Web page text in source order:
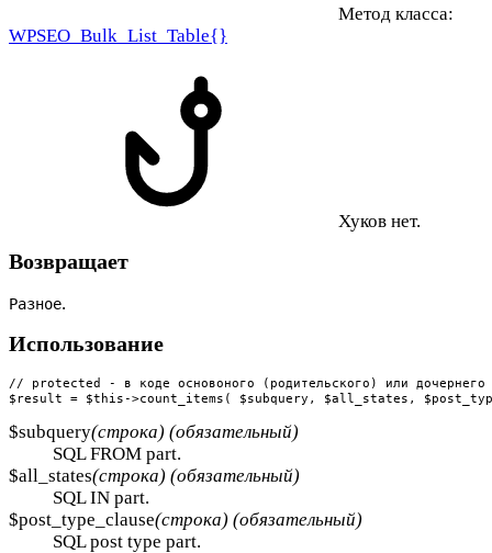
Метод класса:
WPSEO_Bulk_List_Table{}
Хуков нет.
Возвращает
Разное.
Использование
// protected - в коде основоного (родительского) или дочернего
$result = $this->count_items( $subquery, $all_states,
$subquery(строка) (обязательный)
SQL FROM part.
$all_states(строка) (обязательный)
SQL IN part.
$post_type_clause(строка) (обязательный)
SQL post type part.